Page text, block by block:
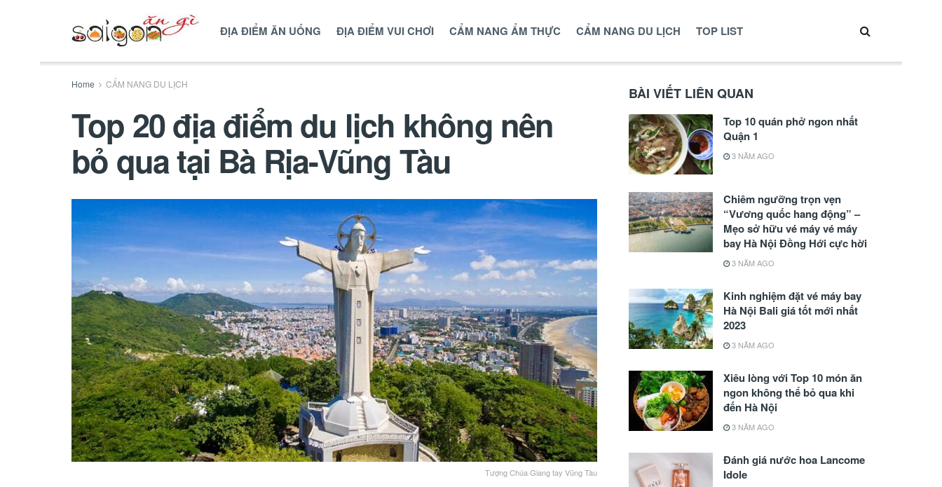
ĐỊA ĐIỂM ĂN UỐNG ĐỊA ĐIỂM VUI CHƠI CẨM NANG ẨM THỰC CẨM NANG DU LỊCH TOP LIST
Home CẨM NANG DU LỊCH
Top 20 địa điểm du lịch không nên
bỏ qua tại Bà Rịa-Vũng Tàu
Tượng Chúa Giang tay Vũng Tàu
BÀI VIẾT LIÊN QUAN
Top 10 quán phở ngon nhất
Quận 1
3 NĂM AGO
Chiêm ngưỡng trọn vẹn
“Vương quốc hang động” –
Mẹo sở hữu vé máy vé máy
bay Hà Nội Đồng Hới cực hời
3 NĂM AGO
Kinh nghiệm đặt vé máy bay
Hà Nội Bali giá tốt mới nhất
2023
3 NĂM AGO
Xiêu lòng với Top 10 món ăn
ngon không thể bỏ qua khi
đến Hà Nội
3 NĂM AGO
Đánh giá nước hoa Lancome
Idole